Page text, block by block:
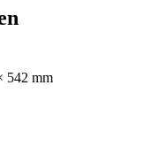
542 mm